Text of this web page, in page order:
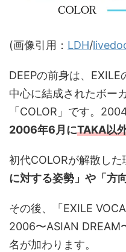
(画像引用： LDH/
DEEPの前身は、EXILE
中心に結成されたボー
「COLOR」です。
2006年6月にTAKA以
初代COLORが解散し
に対する姿勢」や「方
その後、「EXILE
2006〜ASIAN DREAM
名が加わります。